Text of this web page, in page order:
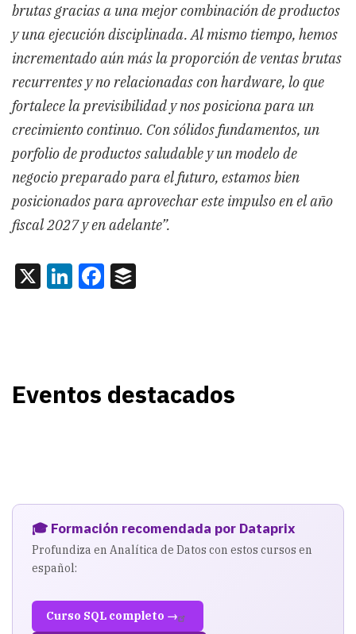
brutas gracias a una mejor combinación de productos
y una ejecución disciplinada. Al mismo tiempo, hemos
incrementado aún más la proporción de ventas brutas
recurrentes y no relacionadas con hardware, lo que
fortalece la previsibilidad y nos posiciona para un
crecimiento continuo. Con sólidos fundamentos, un
porfolio de productos saludable y un modelo de
negocio preparado para el futuro, estamos bien
posicionados para aprovechar este impulso en el año
fiscal 2027 y en adelante”.
X LinkedIn
Facebook
Eventos destacados
🎓 Formación recomendada por Dataprix
Profundiza en Analítica de Datos con estos cursos en
español:
Curso SQL completo →